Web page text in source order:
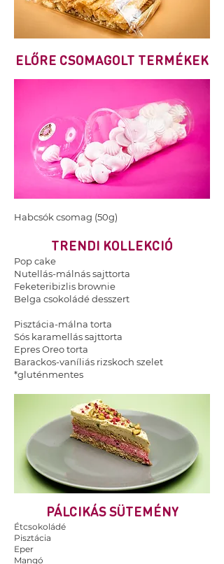
ELŐRE CSOMAGOLT TERMÉKEK
Habcsók csomag (50g)
TRENDI KOLLEKCIÓ
Pop cake
Nutellás-málnás sajttorta
Feketeribizlis brownie
Belga csokoládé desszert
Pisztácia-málna torta
Sós karamellás sajttorta
Epres Oreo torta
Barackos-vaníliás rizskoch szelet
*gluténmentes
PÁLCIKÁS SÜTEMÉNY
Étcsokoládé
Pisztácia
Eper
Mangó